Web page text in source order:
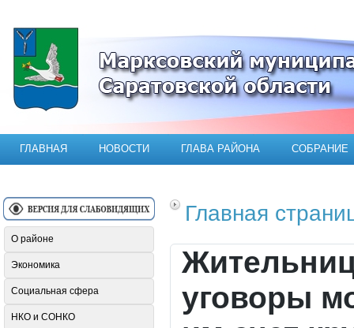
Официальный сайт Марксовского
ГЛАВНАЯ НОВОСТИ ГЛАВА РАЙОНА СОБРАНИЕ
Главная
уговоры
О районе
Экономика
Социальная сфера
НКО и СОНКО